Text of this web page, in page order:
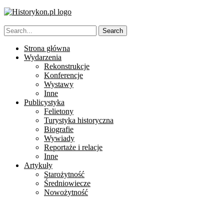
Strona główna
Wydarzenia
Rekonstrukcje
Konferencje
Wystawy
Inne
Publicystyka
Felietony
Turystyka historyczna
Biografie
Wywiady
Reportaże i relacje
Inne
Artykuły
Starożytność
Średniowiecze
Nowożytność